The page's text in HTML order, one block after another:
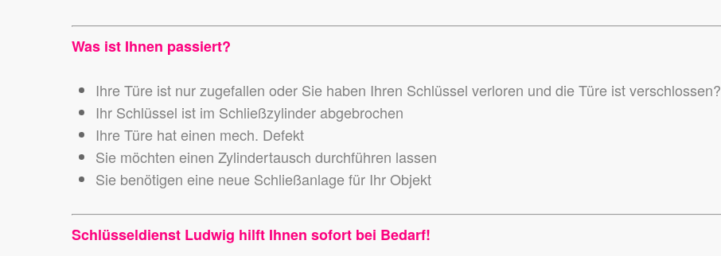
Was ist Ihnen passiert?
Ihre Türe ist nur zugefallen oder Sie haben Ihren Schlüssel verloren und die Türe ist verschlossen?
Ihr Schlüssel ist im Schließzylinder abgebrochen
Ihre Türe hat einen mech. Defekt
Sie möchten einen Zylindertausch durchführen lassen
Sie benötigen eine neue Schließanlage für Ihr Objekt
Schlüsseldienst Ludwig hilft Ihnen sofort bei Bedarf!